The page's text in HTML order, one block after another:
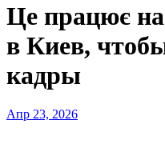
Це працює
в Киев,
кадры
Апр 23, 2026